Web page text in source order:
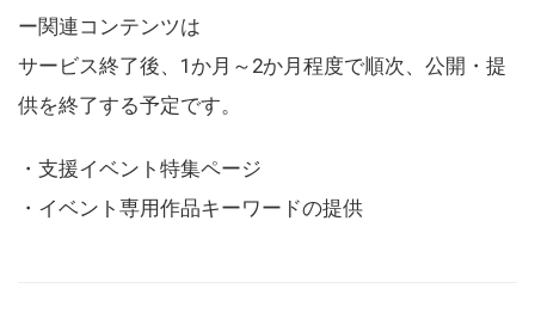
ー関連コンテンツは
サービス終了後、1か月～2か月程度で順次、公開・提
供を終了する予定です。
・支援イベント特集ページ
・イベント専用作品キーワードの提供